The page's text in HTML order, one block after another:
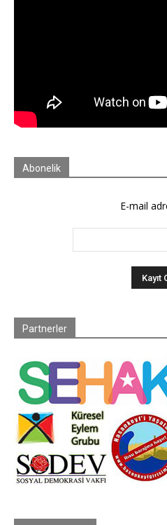
Abonelik
E-mail
Partnerler